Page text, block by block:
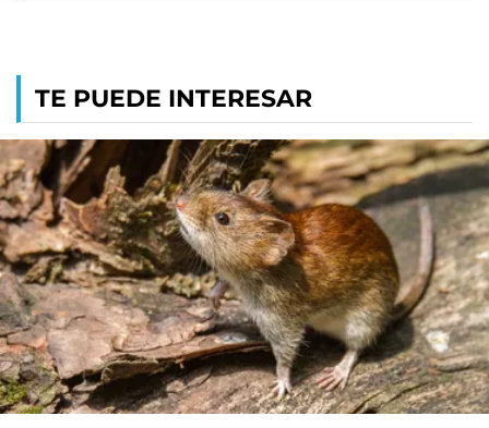
TE PUEDE INTERESAR